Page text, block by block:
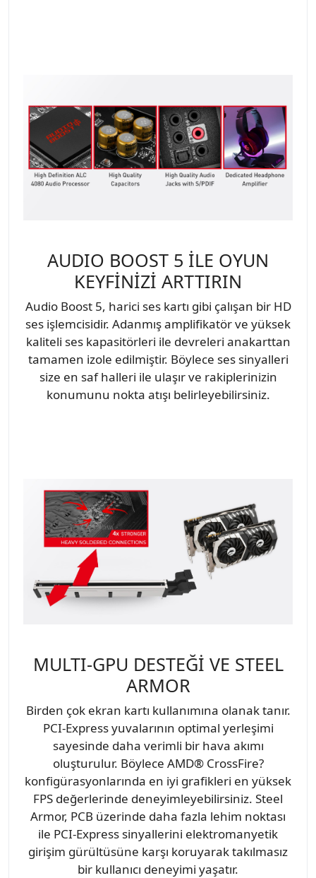
AUDIO BOOST 5 İLE OYUN
KEYFİNİZİ ARTTIRIN
Audio Boost 5, harici ses kartı gibi çalışan bir HD
ses işlemcisidir. Adanmış amplifikatör ve yüksek
kaliteli ses kapasitörleri ile devreleri anakarttan
tamamen izole edilmiştir. Böylece ses sinyalleri
size en saf halleri ile ulaşır ve rakiplerinizin
konumunu nokta atışı belirleyebilirsiniz.
MULTI-GPU DESTEĞİ VE STEEL
ARMOR
Birden çok ekran kartı kullanımına olanak tanır.
PCI-Express yuvalarının optimal yerleşimi
sayesinde daha verimli bir hava akımı
oluşturulur. Böylece AMD® CrossFire?
konfigürasyonlarında en iyi grafikleri en yüksek
FPS değerlerinde deneyimleyebilirsiniz. Steel
Armor, PCB üzerinde daha fazla lehim noktası
ile PCI-Express sinyallerini elektromanyetik
girişim gürültüsüne karşı koruyarak takılmasız
bir kullanıcı deneyimi yaşatır.